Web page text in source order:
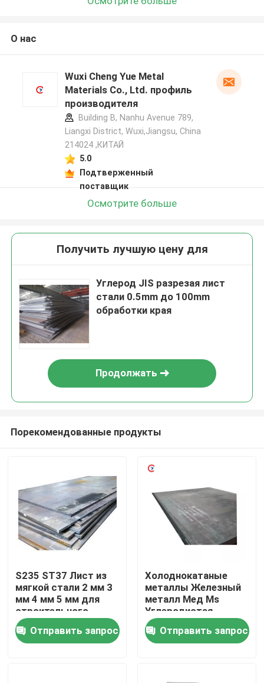
Дом
Товары
О нас
Wuxi Cheng Yue Metal
Materials Co., Ltd. профиль
производителя
Building B, Nanhu Avenue 789,
Liangxi District, Wuxi,Jiangsu, China
214024 ,КИТАЙ
5.0
Подтверженный
поставщик
Осмотрите больше
Получить лучшую цену для
Углерод JIS разрезая лист
стали 0.5mm до 100mm
обработки края
Продолжать
Порекомендованные продукты
S235 ST37 Лист из
мягкой стали 2 мм 3
мм 4 мм 5 мм для
строительного
материала
Отправить запрос
Холоднокатаные
металлы Железный
металл Мед Ms
Углеродистая
стальная плита для
строительного
материала /
Отправить запрос